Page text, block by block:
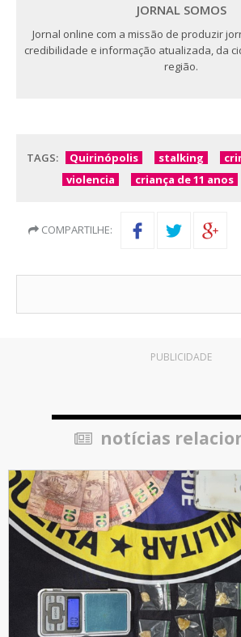
JORNAL SOMOS
Jornal online com a missão de produzir
credibilidade e informação atualizada, da
região.
TAGS: Quirinópolis stalking
violencia
criança de 11 anos
COMPARTILHE:
PUBLICIDADE
notícias